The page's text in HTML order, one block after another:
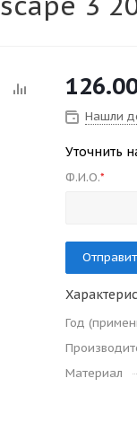
Нашли
Уточнить
Ф.И.О.*
Год
Материал